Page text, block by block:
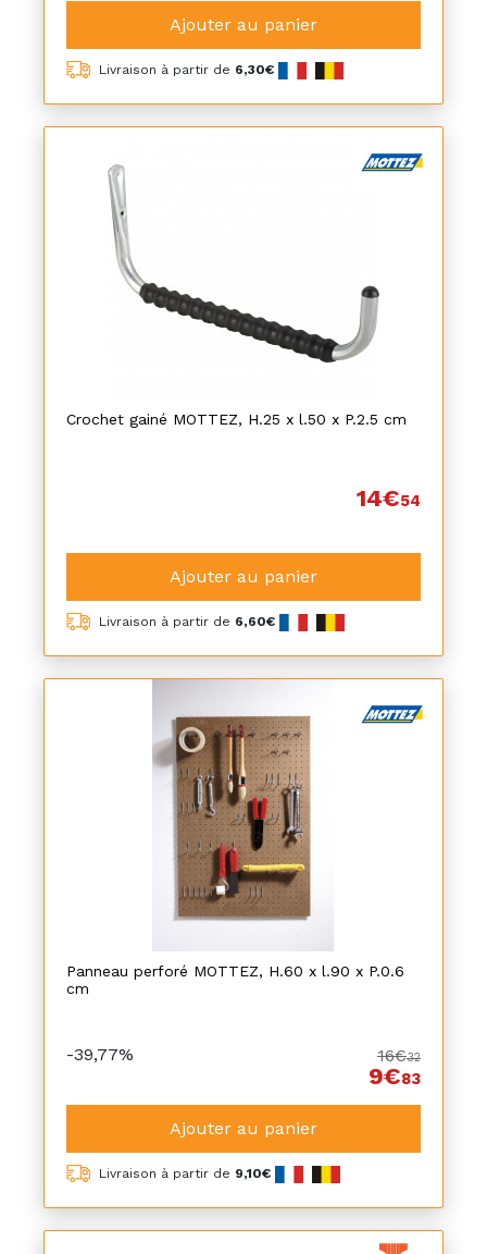
Ajouter au panier
Livraison à partir de 6,30€
Crochet gainé MOTTEZ, H.25 x l.50 x P.2.5 cm
14€54
Ajouter au panier
Livraison à partir de 6,60€
Panneau perforé MOTTEZ, H.60 x l.90 x P.0.6
cm
-39,77% 16€32
9€83
Ajouter au panier
Livraison à partir de 9,10€